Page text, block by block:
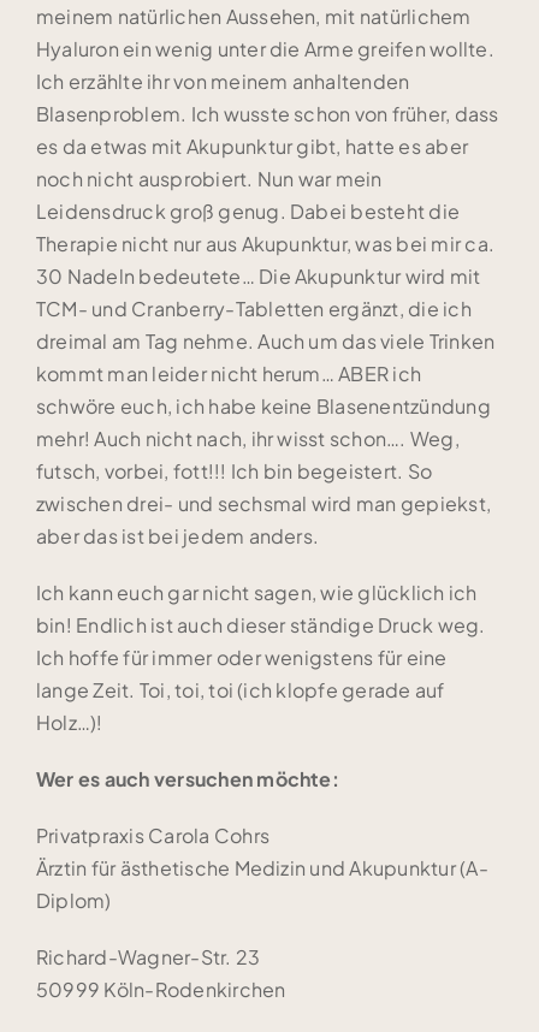
meinem natürlichen Aussehen, mit natürlichem
Hyaluron ein wenig unter die Arme greifen wollte.
Ich erzählte ihr von meinem anhaltenden
Blasenproblem. Ich wusste schon von früher, dass
es da etwas mit Akupunktur gibt, hatte es aber
noch nicht ausprobiert. Nun war mein
Leidensdruck groß genug. Dabei besteht die
Therapie nicht nur aus Akupunktur, was bei mir ca.
30 Nadeln bedeutete… Die Akupunktur wird mit
TCM- und Cranberry-Tabletten ergänzt, die ich
dreimal am Tag nehme. Auch um das viele Trinken
kommt man leider nicht herum… ABER ich
schwöre euch, ich habe keine Blasenentzündung
mehr! Auch nicht nach, ihr wisst schon…. Weg,
futsch, vorbei, fott!!! Ich bin begeistert. So
zwischen drei- und sechsmal wird man gepiekst,
aber das ist bei jedem anders.
Ich kann euch gar nicht sagen, wie glücklich ich
bin! Endlich ist auch dieser ständige Druck weg.
Ich hoffe für immer oder wenigstens für eine
lange Zeit. Toi, toi, toi (ich klopfe gerade auf
Holz…)!
Wer es auch versuchen möchte:
Privatpraxis Carola Cohrs
Ärztin für ästhetische Medizin und Akupunktur (A-
Diplom)
Richard-Wagner-Str. 23
50999 Köln-Rodenkirchen